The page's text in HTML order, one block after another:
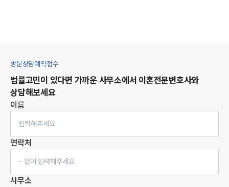
방문상담예약접수
법률고민이 있다면 가까운 사무소에서 이혼전문변호사와
상담해보세요
이름
연락처
사무소